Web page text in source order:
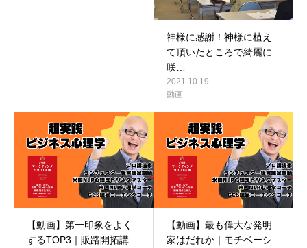
神様に感謝！神様に植え
て頂いたところで綺麗に
咲…
2021.10.19
動画
【動画】第一印象をよく
するTOP3｜販路開拓講…
【動画】最も偉大な発明
家はだれか｜モチベーシ